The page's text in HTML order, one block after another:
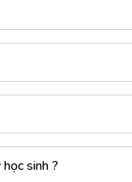
hòa đơn đặc
xấu, giảm thiểu
tiểu đường, cao